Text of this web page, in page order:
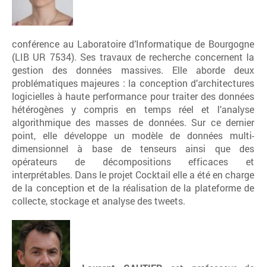
conférence au Laboratoire d’Informatique de Bourgogne
(LIB UR 7534). Ses travaux de recherche concernent la
gestion des données massives. Elle aborde deux
problématiques majeures : la conception d’architectures
logicielles à haute performance pour traiter des données
hétérogènes y compris en temps réel et l’analyse
algorithmique des masses de données. Sur ce dernier
point, elle développe un modèle de données multi-
dimensionnel à base de tenseurs ainsi que des
opérateurs de décompositions efficaces et
interprétables. Dans le projet Cocktail elle a été en charge
de la conception et de la réalisation de la plateforme de
collecte, stockage et analyse des tweets.